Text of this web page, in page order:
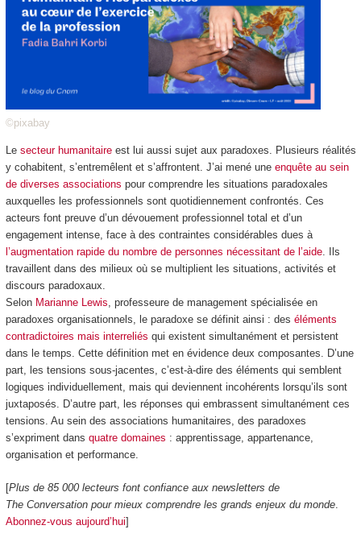
©pixabay
Le secteur humanitaireest lui aussi sujet aux paradoxes. Plusieurs réalités
y cohabitent, s’entremêlent et s’affrontent. J’ai mené une enquête au sein
de diverses associations pour comprendre les situations paradoxales
auxquelles les professionnels sont quotidiennement confrontés. Ces
acteurs font preuve d’un dévouement professionnel total et d’un
engagement intense, face à des contraintes considérables dues à
l’augmentation rapide du nombre de personnes nécessitant de l’aide. Ils
travaillent dans des milieux où se multiplient les situations, activités et
discours paradoxaux.
Selon Marianne Lewis, professeure de management spécialisée en
paradoxes organisationnels, le paradoxe se définit ainsi : des éléments
contradictoires mais interreliés qui existent simultanément et persistent
dans le temps. Cette définition met en évidence deux composantes. D’une
part, les tensions sous-jacentes, c’est-à-dire des éléments qui semblent
logiques individuellement, mais qui deviennent incohérents lorsqu’ils sont
juxtaposés. D’autre part, les réponses qui embrassent simultanément ces
tensions. Au sein des associations humanitaires, des paradoxes
s’expriment dans quatre domaines : apprentissage, appartenance,
organisation et performance.
[Plus de 85 000 lecteurs font confiance aux newsletters de
The Conversation pour mieux comprendre les grands enjeux du monde.
Abonnez-vous aujourd’hui]